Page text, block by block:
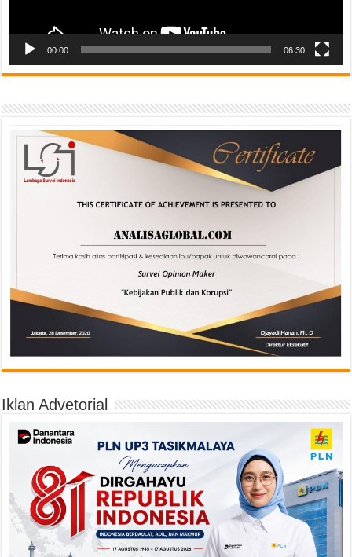
00:00 06:30
Iklan Advetorial